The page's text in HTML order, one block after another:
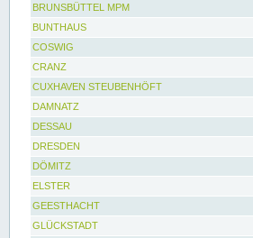
BRUNSBÜTTEL MPM
BUNTHAUS
COSWIG
CRANZ
CUXHAVEN STEUBENHÖFT
DAMNATZ
DESSAU
DRESDEN
DÖMITZ
ELSTER
GEESTHACHT
GLÜCKSTADT